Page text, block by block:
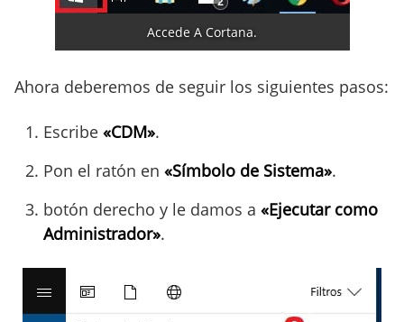
Accede A Cortana.
Ahora deberemos de seguir los siguientes pasos:
Escribe «CDM».
Pon el ratón en «Símbolo de Sistema».
botón derecho y le damos a «Ejecutar como
Administrador».